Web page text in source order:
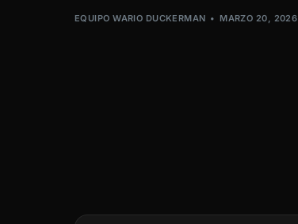
EQUIPO WARIO DUCKERMAN MARZO 20, 2026